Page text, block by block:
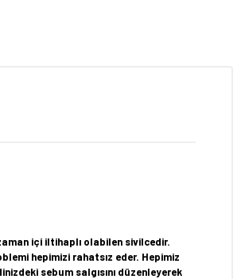
içi iltihaplı olabilen sivilcedir.
hepimizi rahatsız eder. Hepimiz
sebum salgısını düzenleyerek